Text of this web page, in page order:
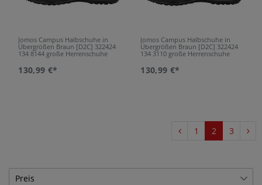
Jomos Campus Halbschuhe in
Übergrößen Braun [D2C] 322424
134 8144 große Herrenschuhe
130,99 €*
Jomos Campus Halbschuhe in
Übergrößen Braun [D2C] 322424
134 3110 große Herrenschuhe
130,99 €*
1 2 3
Preis